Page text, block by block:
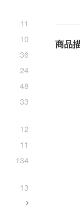
11
10
36
24
48
33
12
11
134
13
商品